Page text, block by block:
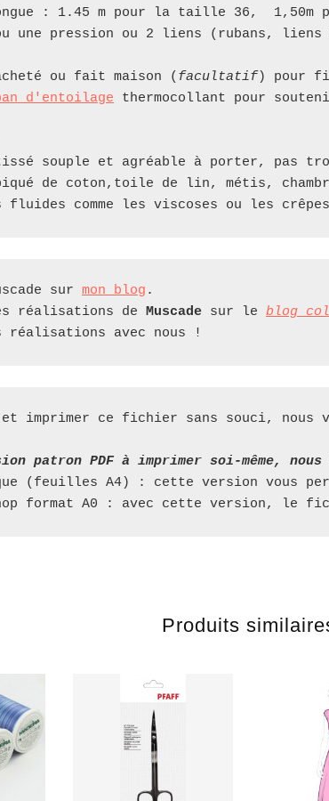
: 1.45 m pour la taille 36,
une pression ou 2 liens (rubans, liens
ou fait maison ( facultatif) pour
d'entoilage thermocollant pour
souple et agréable à porter, pas
de coton,toile de lin, métis,
sur mon blog .
réalisations de Muscade sur le blog
réalisations avec nous !
imprimer ce fichier sans souci, nous
patron PDF à imprimer soi-même,
(feuilles A4) : cette version vous
format A0 : avec cette version, le
Produits